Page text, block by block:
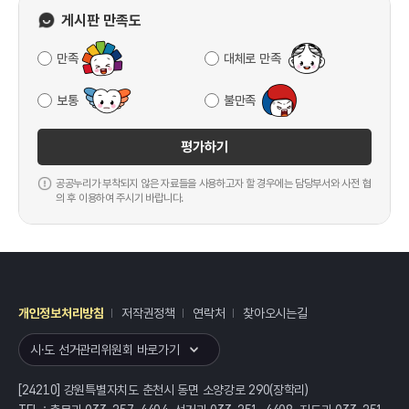
게시판 만족도
만족 대체로 만족
보통 불만족
평가하기
공공누리가 부착되지 않은 자료들을 사용하고자 할 경우에는 담당부서와 사전 협
의 후 이용하여 주시기 바랍니다.
개인정보처리방침 저작권정책 연락처 찾아오시는길
시·도 선거관리위원회 바로가기
[24210] 강원특별자치도 춘천시 동면 소양강로 290(장학리)